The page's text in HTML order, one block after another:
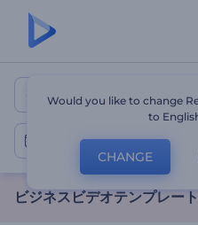
ビジネスビデ
ビジネスビデオ
ビジネスビデオテンプレート
Would you like to change
to
CHANGE